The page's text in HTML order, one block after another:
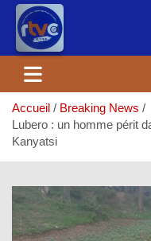
contenu
Accueil
Breaking News
Lubero : un homme périt
Kanyatsi